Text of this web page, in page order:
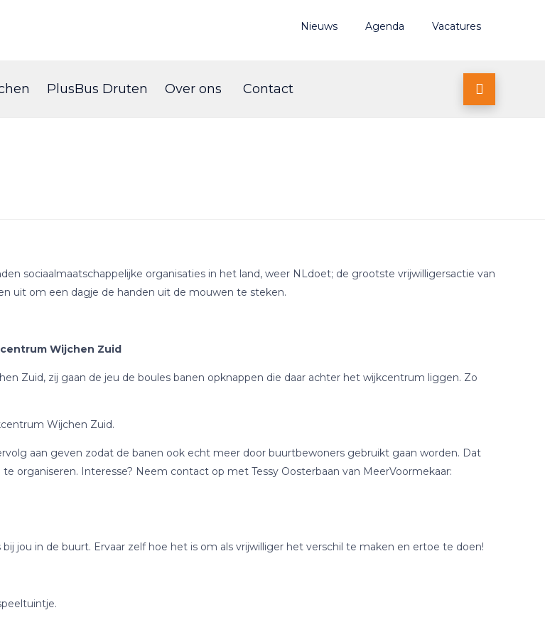
Nieuws Agenda Vacatures
to
PlusBus Druten Over ons Contact 
sociaalmaatschappelijke organisaties in het land, weer NLdoet; de grootste vrijwilligersactie van
uit om een dagje de handen uit de mouwen te steken.
Wijchen Zuid
Zuid, zij gaan de jeu de boules banen opknappen die daar achter het wijkcentrum liggen. Zo
Wijchen Zuid.
aan geven zodat de banen ook echt meer door buurtbewoners gebruikt gaan worden. Dat
organiseren. Interesse? Neem contact op met Tessy Oosterbaan van MeerVoormekaar:
jou in de buurt. Ervaar zelf hoe het is om als vrijwilliger het verschil te maken en ertoe te doen!